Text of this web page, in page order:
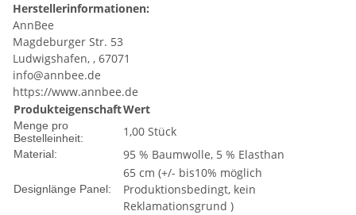
Herstellerinformationen:
AnnBee
Magdeburger Str. 53
Ludwigshafen, , 67071
info@annbee.de
https://www.annbee.de
ProdukteigenschaftWert
Menge pro
Bestelleinheit:
1,00 Stück
Material: 95 % Baumwolle, 5 % Elasthan
Designlänge Panel:
65 cm (+/- bis10% möglich
Produktionsbedingt, kein
Reklamationsgrund )